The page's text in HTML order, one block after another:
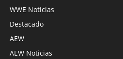
WWE Noticias
Destacado
AEW
AEW Noticias